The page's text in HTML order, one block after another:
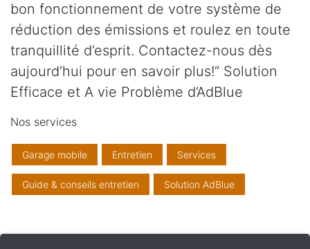
bon fonctionnement de votre système de
réduction des émissions et roulez en toute
tranquillité d’esprit. Contactez-nous dès
aujourd’hui pour en savoir plus!” Solution
Efficace et A vie Problème d’AdBlue
Nos services
Garage mobile Entretien Services
Guide & conseils entretien Solution AdBlue